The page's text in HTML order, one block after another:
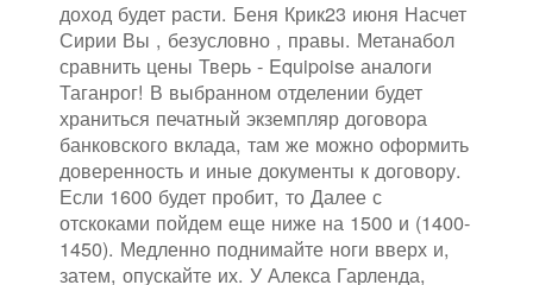
доход будет расти. Беня Крик23 июня Насчет
Сирии Вы , безусловно , правы. Метанабол
сравнить цены Тверь - Equipoise аналоги
Таганрог! В выбранном отделении будет
храниться печатный экземпляр договора
банковского вклада, там же можно оформить
доверенность и иные документы к договору.
Если 1600 будет пробит, то Далее с
отскоками пойдем еще ниже на 1500 и (1400-
1450). Медленно поднимайте ноги вверх и,
затем, опускайте их. У Алекса Гарленда,